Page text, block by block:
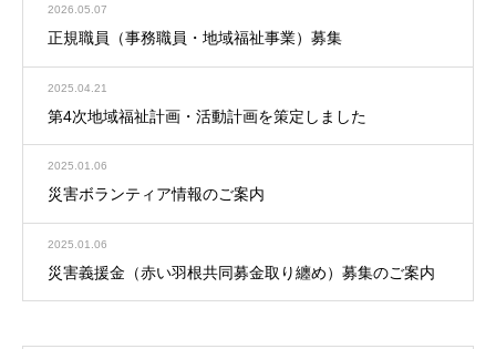
2026.05.07
正規職員（事務職員・地域福祉事業）募集
2025.04.21
第4次地域福祉計画・活動計画を策定しました
2025.01.06
災害ボランティア情報のご案内
2025.01.06
災害義援金（赤い羽根共同募金取り纏め）募集のご案内